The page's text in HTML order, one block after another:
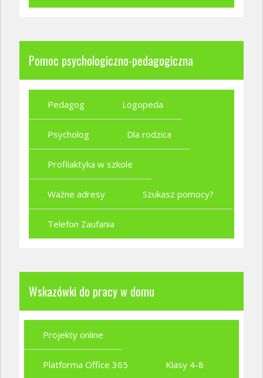
Pomoc psychologiczno-pedagogiczna
Pedagog Logopeda
Psycholog Dla rodzica
Profilaktyka w szkole
Ważne adresy Szukasz pomocy?
Telefon Zaufania
Wskazówki do pracy w domu
Projekty online
Platforma Office 365 Klasy 4-8